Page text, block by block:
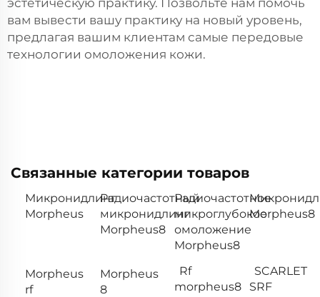
вам вывести вашу практику на новый уровень,
предлагая вашим клиентам самые передовые
технологии омоложения кожи.
Связанные категории товаров
Микронидлинг
Morpheus
Радиочастотный
микронидлинг
Morpheus8
Радиочастотное
микроглубокое
омоложение
Morpheus8
Morpheus8
Morpheus
rf
Morpheus
8
Rf
morpheus8
SCARLET
SRF